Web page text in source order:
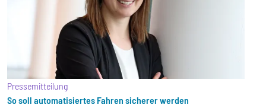
Pressemitteilung
So soll automatisiertes Fahren sicherer werden